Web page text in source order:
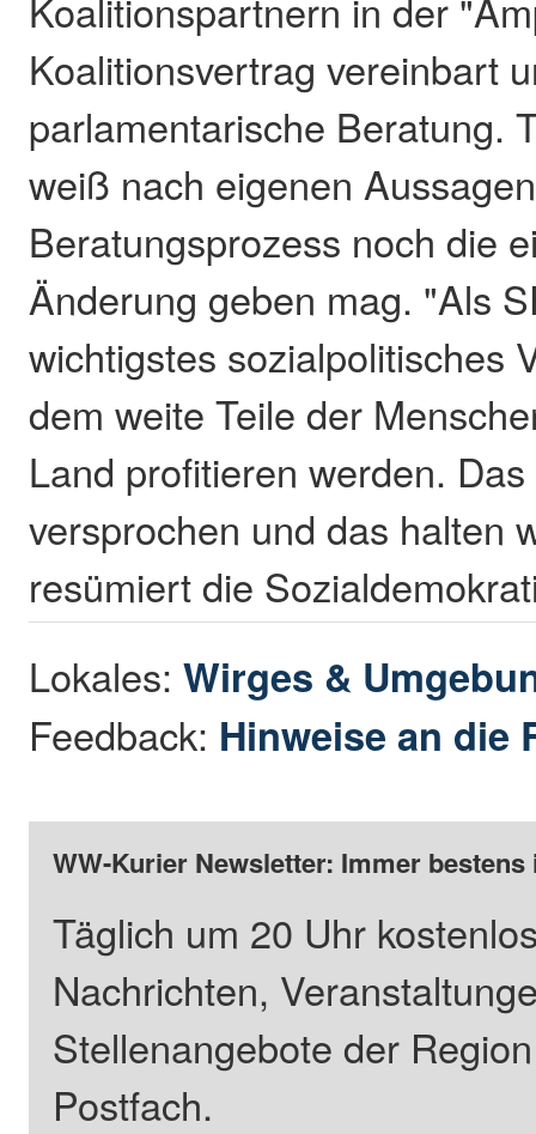
Koalitionspartnern in der
Koalitionsvertrag vereinbart
parlamentarische Beratung.
weiß nach eigenen
Beratungsprozess noch die
Änderung geben mag. "Als
wichtigstes sozialpolitisches
dem weite Teile der
Land profitieren werden.
versprochen und das halten
resümiert die
Lokales:Wirges &
Feedback: Hinweise an die
WW-Kurier Newsletter: Immer
Täglich um 20 Uhr
Nachrichten,
Stellenangebote der
Postfach.